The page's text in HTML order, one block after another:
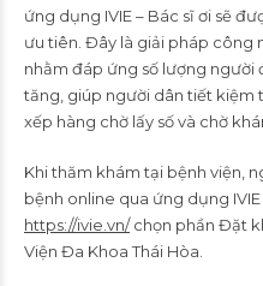
ứng dụng IVIE – Bác sĩ ơi sẽ
ưu tiên. Đây là giải pháp công
nhằm đáp ứng số lượng người
tăng, giúp người dân tiết kiệm
xếp hàng chờ lấy số và chờ
Khi thăm khám tại bệnh viện,
bệnh online qua ứng dụng
https://ivie.vn/chọn phần Đặt
Viện Đa Khoa Thái Hòa.